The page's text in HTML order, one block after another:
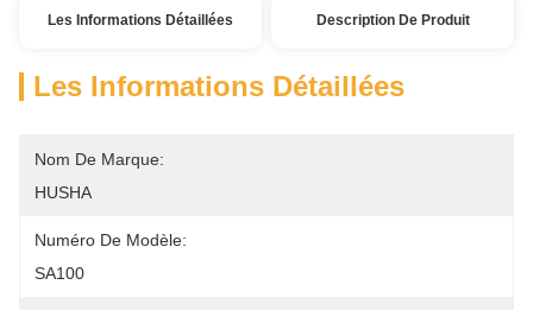
Les Informations Détaillées Description De Produit
Les Informations Détaillées
Nom De Marque:
HUSHA
Numéro De Modèle:
SA100